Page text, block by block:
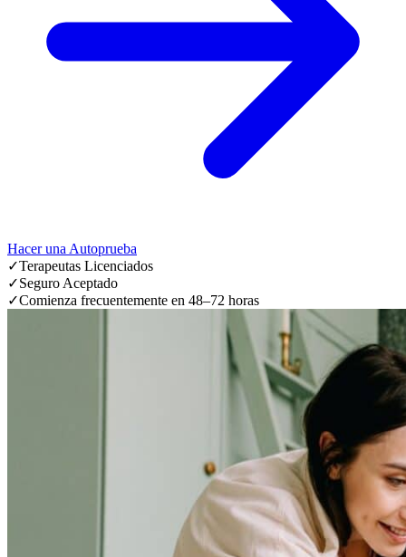
Hacer una Autoprueba
✓Terapeutas Licenciados
✓Seguro Aceptado
✓Comienza frecuentemente en 48–72 horas